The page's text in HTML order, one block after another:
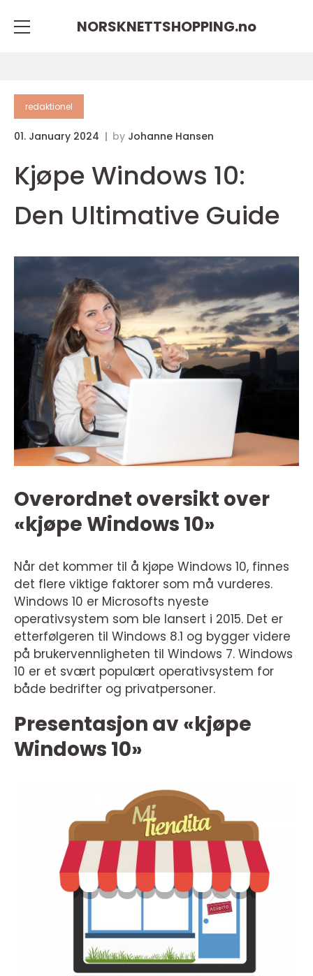
NORSKNETTSHOPPING.no
redaktionel
01. January 2024 by Johanne Hansen
Kjøpe Windows 10:
Den Ultimative Guide
Overordnet oversikt over
«kjøpe Windows 10»
Når det kommer til å kjøpe Windows 10, finnes
det flere viktige faktorer som må vurderes.
Windows 10 er Microsofts nyeste
operativsystem som ble lansert i 2015. Det er
etterfølgeren til Windows 8.1 og bygger videre
på brukervennligheten til Windows 7. Windows
10 er et svært populært operativsystem for
både bedrifter og privatpersoner.
Presentasjon av «kjøpe
Windows 10»